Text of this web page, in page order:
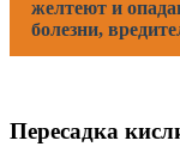
желтеют и
болезни,
Пересадка